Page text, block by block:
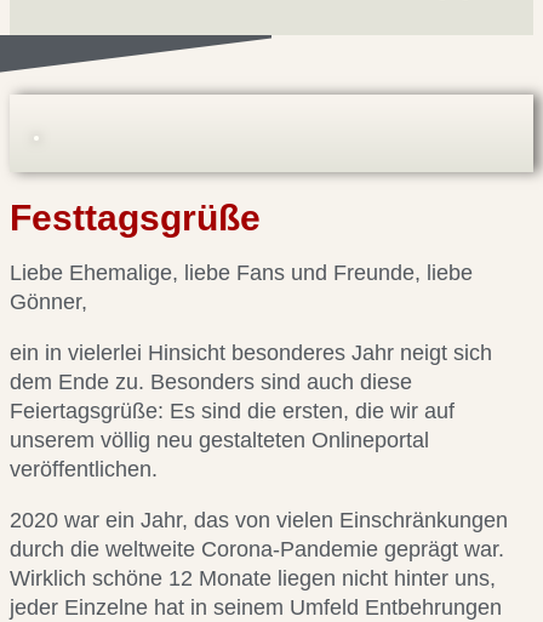
Festtagsgrüße
Liebe Ehemalige, liebe Fans und Freunde, liebe
Gönner,
ein in vielerlei Hinsicht besonderes Jahr neigt sich
dem Ende zu. Besonders sind auch diese
Feiertagsgrüße: Es sind die ersten, die wir auf
unserem völlig neu gestalteten Onlineportal
veröffentlichen.
2020 war ein Jahr, das von vielen Einschränkungen
durch die weltweite Corona-Pandemie geprägt war.
Wirklich schöne 12 Monate liegen nicht hinter uns,
jeder Einzelne hat in seinem Umfeld Entbehrungen